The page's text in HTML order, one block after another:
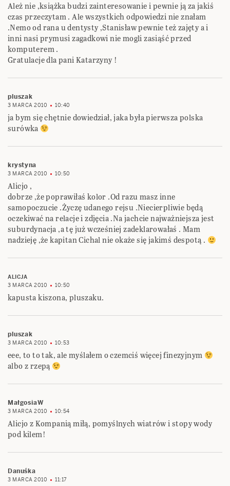
Ależ nie ,książka budzi zainteresowanie i pewnie ją za jakiś
czas przeczytam . Ale wszystkich odpowiedzi nie znałam
.Nemo od rana u dentysty ,Stanisław pewnie też zajęty a i
inni nasi prymusi zagadkowi nie mogli zasiąść przed
komputerem .
Gratulacje dla pani Katarzyny !
pluszak
3 MARCA 2010 10:40
ja bym się chętnie dowiedział, jaka była pierwsza polska
surówka
krystyna
3 MARCA 2010 10:50
Alicjo ,
dobrze ,że poprawiłaś kolor .Od razu masz inne
samopoczucie .Życzę udanego rejsu .Niecierpliwie będą
oczekiwać na relacje i zdjęcia .Na jachcie najważniejsza jest
suburdynacja ,a tę już wcześniej zadeklarowałaś . Mam
nadzieję ,że kapitan Cichal nie okaże się jakimś despotą .
ALICJA
3 MARCA 2010
10:50
kapusta kiszona, pluszaku.
pluszak
3 MARCA 2010 10:53
eee, to to tak, ale myślałem o czemciś więcej finezyjnym
albo z rzepą
MałgosiaW
3 MARCA 2010 10:54
Alicjo z Kompanią miłą, pomyślnych wiatrów i stopy wody
pod kilem!
Danuśka
3 MARCA 2010 11:17